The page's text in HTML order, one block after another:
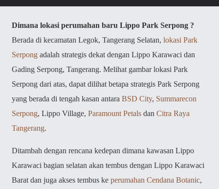
Dimana lokasi perumahan baru Lippo Park Serpong ?
Berada di kecamatan Legok, Tangerang Selatan, lokasi Park
Serpong adalah strategis dekat dengan Lippo Karawaci dan
Gading Serpong, Tangerang. Melihat gambar lokasi Park
Serpong dari atas, dapat dilihat betapa strategis Park Serpong
yang berada di tengah kasan antara BSD City, Summarecon
Serpong, Lippo Village, Paramount Petals dan Citra Raya
Tangerang.
Ditambah dengan rencana kedepan dimana kawasan Lippo
Karawaci bagian selatan akan tembus dengan Lippo Karawaci
Barat dan juga akses tembus ke perumahan Cendana Botanic,